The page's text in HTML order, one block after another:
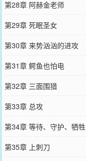
第28章 阿赫金老师
第29章 死眠圣女
第30章 来势汹汹的进攻
第31章 鳄鱼也怕电
第32章 三面围猎
第33章 总攻
第34章 等待、守护、牺牲
第35章 上刺刀